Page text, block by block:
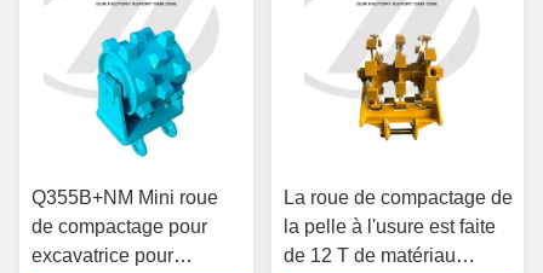
Q355B+NM Mini roue
de compactage pour
excavatrice pour
La roue de compactage de
la pelle à l'usure est faite
de 12 T de matériau